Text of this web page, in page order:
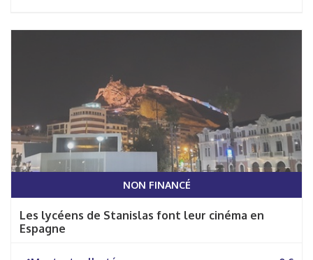
NON FINANCÉ
Les lycéens de Stanislas font leur cinéma en
Espagne